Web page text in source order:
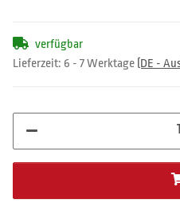
verfügbar
Lieferzeit: 6 - 7 Werktage (DE -